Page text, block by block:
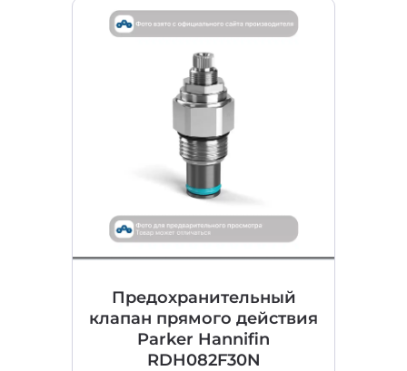
Предохранительный
клапан прямого действия
Parker Hannifin
RDH082F30N